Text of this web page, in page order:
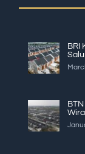
BRI